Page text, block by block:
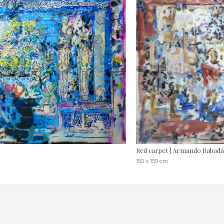
Red carpet | Armando
150 x 150 cm